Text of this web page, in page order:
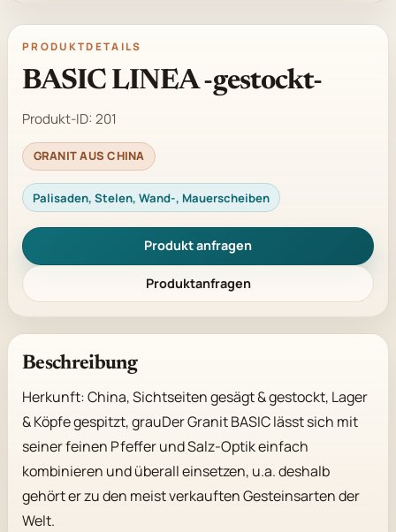
PRODUKTDETAILS
BASIC LINEA -gestockt-
Produkt-ID: 201
GRANIT AUS CHINA
Palisaden, Stelen, Wand-, Mauerscheiben
Produkt anfragen
Produktanfragen
Beschreibung
Herkunft: China, Sichtseiten gesägt & gestockt, Lager
& Köpfe gespitzt, grauDer Granit BASIC lässt sich mit
seiner feinen Pfeffer und Salz-Optik einfach
kombinieren und überall einsetzen, u.a. deshalb
gehört er zu den meist verkauften Gesteinsarten der
Welt.